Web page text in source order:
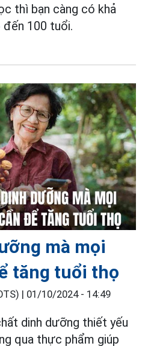
thì bạn càng có khả
đến 100 tuổi.
mà mọi
tăng tuổi thọ
| 01/10/2024 - 14:49
dinh dưỡng thiết yếu
qua thực phẩm giúp